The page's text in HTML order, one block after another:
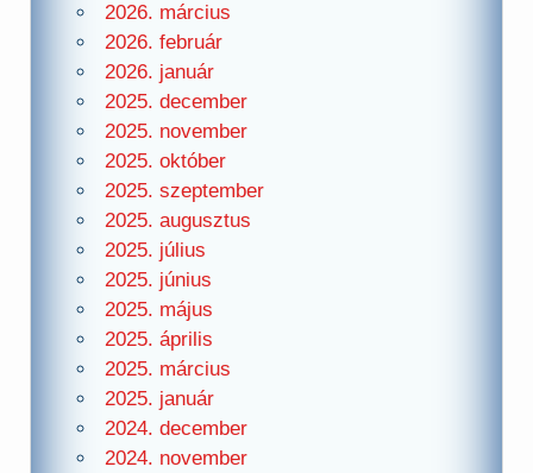
2026. március
2026. február
2026. január
2025. december
2025. november
2025. október
2025. szeptember
2025. augusztus
2025. július
2025. június
2025. május
2025. április
2025. március
2025. január
2024. december
2024. november